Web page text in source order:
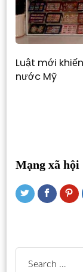
Luật mới
nước Mỹ
Mạng xã hội
Search